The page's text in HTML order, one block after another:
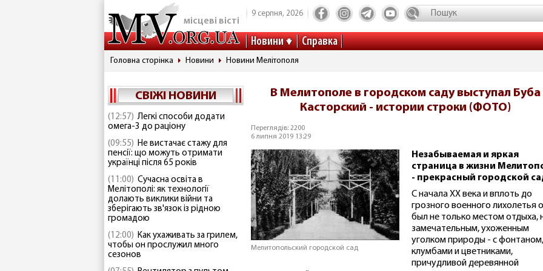
місцеві вісті
9 серпня, 2026
Новини Справка
Головна сторінка Новини Новини Мелітополя
СВІЖІ НОВИНИ
(12:57) Легкі способи додати
омега-3 до раціону
(09:55) Не вистачає стажу для
пенсії: що можуть отримати
українці після 65 років
(11:00) Сучасна освіта в
Мелітополі: як технології
долають виклики війни та
зберігають зв'язок із рідною
громадою
(12:00) Как ухаживать за грилем,
чтобы он прослужил много
сезонов
В Мелитополе в городском саду выступал Буба
Касторский - истории строки (ФОТО)
Переглядів: 2200
6 липня 2019 13:29
Мелитопольский городской сад
Незабываемая и яркая
страница в жизни
- прекрасный городской
С начала ХХ века и вплоть до
грозного военного лихолетья
был не только местом отдыха,
замечательным, ухоженным
уголком природы - с фонтаном,
клумбами и цветниками,
причудливой деревянной